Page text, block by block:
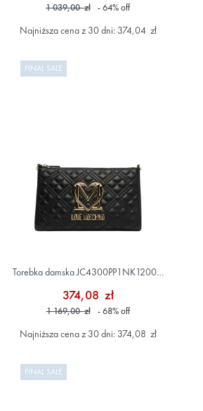
1 039,00 zł - 64%off
Najniższa cena z 30 dni: 374,04 zł
FINAL SALE
Torebka damska JC4300PP1NK1200A
374,08 zł
1 169,00 zł - 68%off
Najniższa cena z 30 dni: 374,08 zł
FINAL SALE